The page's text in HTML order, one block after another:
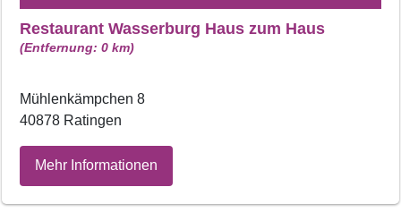
Restaurant Wasserburg Haus zum Haus
(Entfernung: 0 km)
Mühlenkämpchen 8
40878 Ratingen
Mehr Informationen